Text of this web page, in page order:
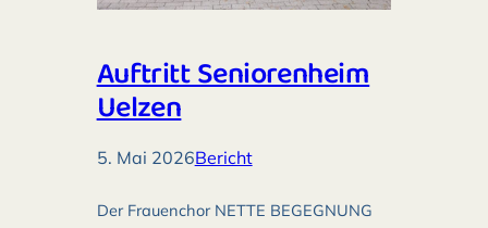
Auftritt Seniorenheim
Uelzen
5. Mai 2026Bericht
Der Frauenchor NETTE BEGEGNUNG